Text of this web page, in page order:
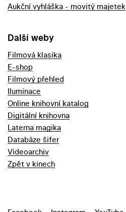
Aukční vyhláška - movitý majetek
Další weby
Filmová klasika
E-shop
Filmový přehled
Iluminace
Online knihovní katalog
Digitální knihovna
Laterna magika
Databáze šifer
Videoarchiv
Zpět v kinech